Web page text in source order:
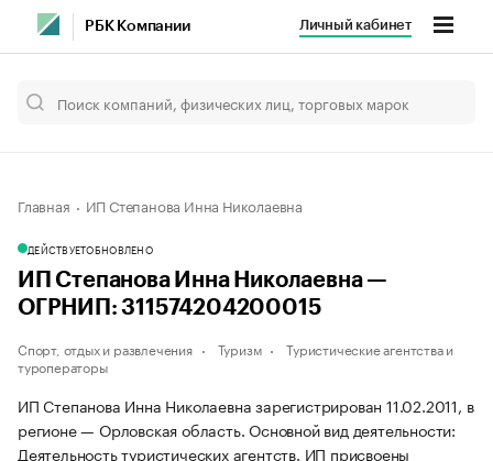
РБК Компании Личный кабинет
Главная ИП Степанова Инна Николаевна
ДЕЙСТВУЕТОБНОВЛЕНО
ИП Степанова Инна Николаевна —
ОГРНИП: 311574204200015
Спорт, отдых и развлечения Туризм
Туристические агентства и
туроператоры
ИП Степанова Инна Николаевна зарегистрирован 11.02.2011, в
регионе — Орловская область. Основной вид деятельности:
Деятельность туристических агентств. ИП присвоены